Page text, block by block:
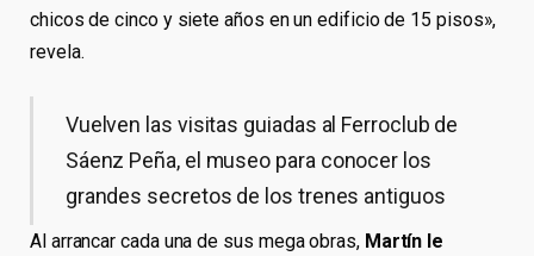
chicos de cinco y siete años en un edificio de 15 pisos»,
revela.
Vuelven las visitas guiadas al Ferroclub de
Sáenz Peña, el museo para conocer los
grandes secretos de los trenes antiguos
Al arrancar cada una de sus mega obras, Martín le